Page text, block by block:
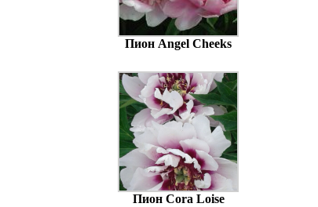
Пион Angel Cheeks
Пион Cora Loise